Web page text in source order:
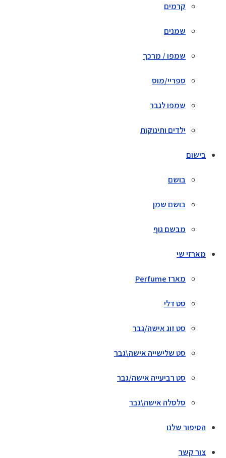
קרמים
שמנים
שמפו / מרכך
ספריי/מוס
שמפו לגבר
ילדים ותינוקות
בישום
בושם
בושם שמן
מבשם גוף
מארזי שי
מארז Perfume
סט דלי
סט זוג אישה/גבר
סט שלישייה אישה\גבר
סט רביעייה אישה/גבר
סלסלה אישה\גבר
הסיפור שלנו
צור קשר